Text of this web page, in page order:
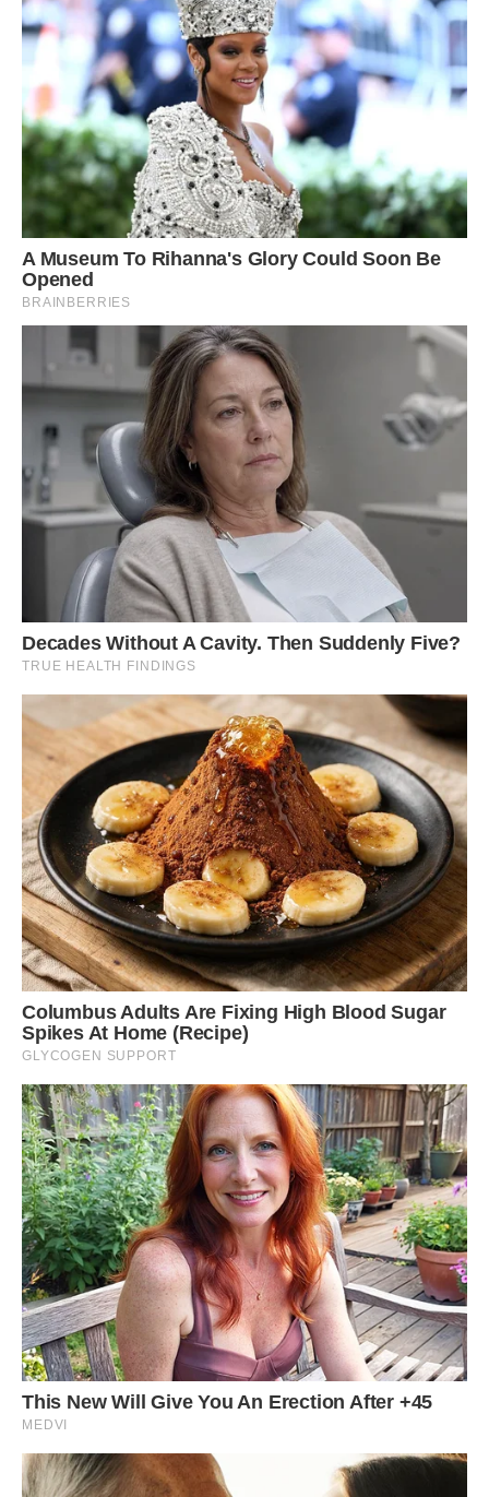
Поставте салат в холодильник на 1 годину, щоб
гарненько просочився.
Наріжте помідори невеликими шматочками. Дістаньте з
холодильника салат і прикрасьте нарізаними помідорами.
Салат готовий. Смачного!
Щоб зробити смачний салат з куркою і грибами більш
корисним, спробуйте замість звичайного майонезу
використовувати домашній. Натуральний, без шкідливих
добавок і консервантів, він подарує салату особливий
шарм.
Салат «Коханий чоловік» з копченою грудкою зникає із
столу першим. Готувати його легко, а результат – просто